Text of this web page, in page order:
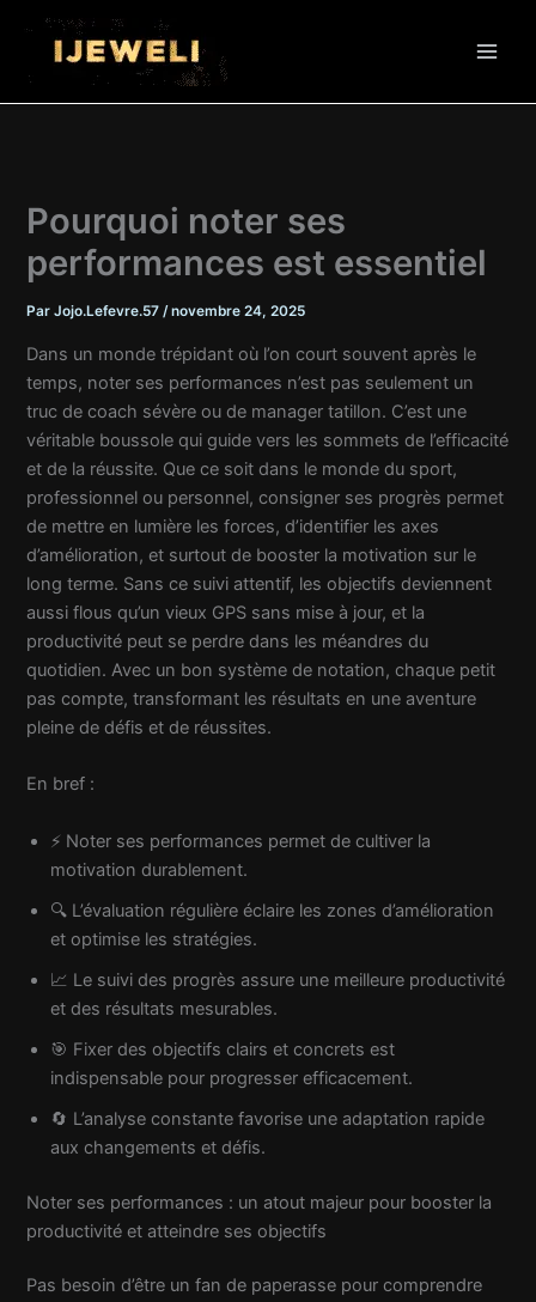
contenu
Pourquoi noter ses
performances est essentiel
ParJojo.Lefevre.57/novembre 24, 2025
Dans un monde trépidant où l’on court souvent après le
temps, noter ses performances n’est pas seulement un
truc de coach sévère ou de manager tatillon. C’est une
véritable boussole qui guide vers les sommets de l’efficacité
et de la réussite. Que ce soit dans le monde du sport,
professionnel ou personnel, consigner ses progrès permet
de mettre en lumière les forces, d’identifier les axes
d’amélioration, et surtout de booster la motivation sur le
long terme. Sans ce suivi attentif, les objectifs deviennent
aussi flous qu’un vieux GPS sans mise à jour, et la
productivité peut se perdre dans les méandres du
quotidien. Avec un bon système de notation, chaque petit
pas compte, transformant les résultats en une aventure
pleine de défis et de réussites.
En bref :
⚡ Noter ses performances permet de cultiver la
motivation durablement.
🔍 L’évaluation régulière éclaire les zones d’amélioration
et optimise les stratégies.
📈 Le suivi des progrès assure une meilleure productivité
et des résultats mesurables.
🎯 Fixer des objectifs clairs et concrets est
indispensable pour progresser efficacement.
🔄 L’analyse constante favorise une adaptation rapide
aux changements et défis.
Noter ses performances : un atout majeur pour booster la
productivité et atteindre ses objectifs
Pas besoin d’être un fan de paperasse pour comprendre